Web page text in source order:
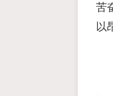
苦
以